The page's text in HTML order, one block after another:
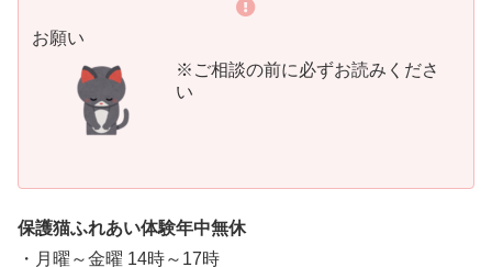
お願い
※ご相談の前に必ずお読みくださ
い
保護猫ふれあい体験年中無休
・月曜～金曜 14時～17時